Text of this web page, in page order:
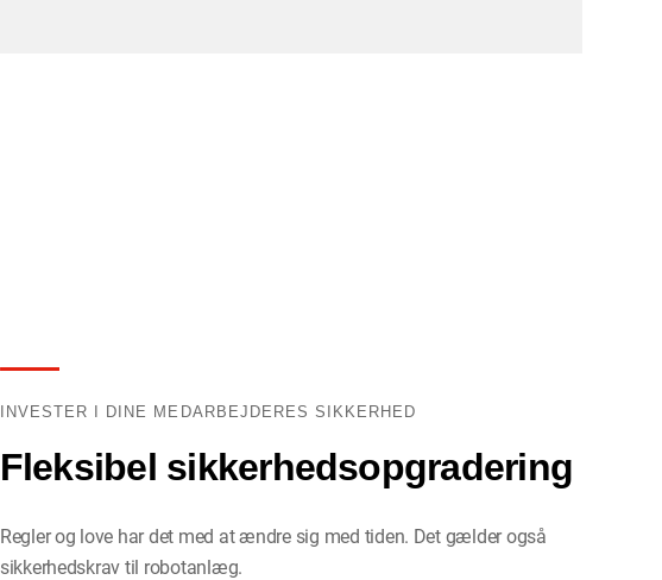
INVESTER I DINE MEDARBEJDERES SIKKERHED
Fleksibel sikkerhedsopgradering
Regler og love har det med at ændre sig med tiden. Det gælder også
sikkerhedskrav til robotanlæg.